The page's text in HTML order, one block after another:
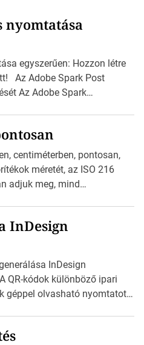
nyomtatása
egyszerűen: Hozzon létre
Az Adobe Spark Post
Az Adobe Spark
miközben
Hogyan készítsünk címkét?
Válassza ki a kívánt címke
[…]
centiméterben, pontosan,
méretét, az ISO 216
adjuk meg, mind
Az amerikai és észak-
ISO 216 nem vonatkozik.
tól C10-ig […]
InDesign
InDesign
QR-kódok különböző ipari
géppel olvasható nyomtatott
alkalmazást, ami leolvasni